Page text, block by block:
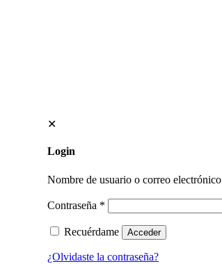
✕
Login
Nombre de usuario o correo electrónico
Contraseña *
Recuérdame Acceder
¿Olvidaste la contraseña?